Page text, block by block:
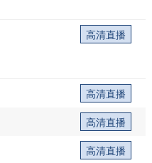
高清直播
高清直播
高清直播
高清直播